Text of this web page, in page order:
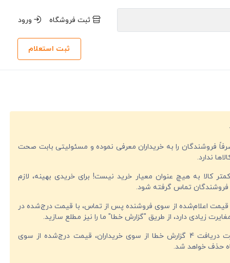
ثبت فروشگاه ورود
ثبت استعلام
صرفاً فروشندگان را به خریداران معرفی نموده و مسئولیتی بابت صحت
ندارد.
کالا به هیچ عنوان معیار خرید نیست! برای خریدی بهینه، لازم
فروشندگان تماس گرفته شود.
قیمت اعلام‌شده از سوی فروشنده پس از تماس، با قیمت درج‌شده در
زیادی دارد، از طریق "گزارش خطا" ما را نیز مطلع سازید.
در صورت دریافت 4 گزارش خطا از سوی خریداران، قیمت درج‌شده از سوی
حذف خواهد شد.